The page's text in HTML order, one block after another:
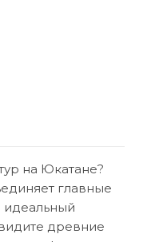
на Юкатане?
главные
древние